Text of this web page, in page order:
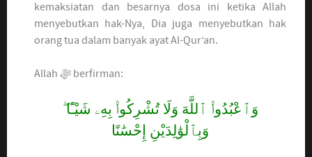
kemaksiatan dan besarnya dosa ini ketika Allah
menyebutkan hak-Nya, Dia juga menyebutkan hak
orang tua dalam banyak ayat Al-Qur’an.
Allah ﷻ berfirman:
وَٱعْبُدُوا۟ ٱللَّهَ وَلَا تُشْرِكُوا۟ بِهِۦ شَيْـًٔا ۖ
وَبِٱلْوَٰلِدَيْنِ إِحْسَٰنًا